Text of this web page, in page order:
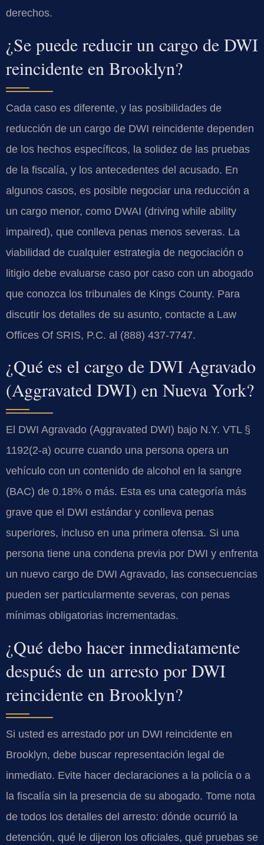
derechos.
¿Se puede reducir un cargo de DWI
reincidente en Brooklyn?
Cada caso es diferente, y las posibilidades de
reducción de un cargo de DWI reincidente dependen
de los hechos específicos, la solidez de las pruebas
de la fiscalía, y los antecedentes del acusado. En
algunos casos, es posible negociar una reducción a
un cargo menor, como DWAI (driving while ability
impaired), que conlleva penas menos severas. La
viabilidad de cualquier estrategia de negociación o
litigio debe evaluarse caso por caso con un abogado
que conozca los tribunales de Kings County. Para
discutir los detalles de su asunto, contacte a Law
Offices Of SRIS, P.C. al (888) 437-7747.
¿Qué es el cargo de DWI Agravado
(Aggravated DWI) en Nueva York?
El DWI Agravado (Aggravated DWI) bajo N.Y. VTL §
1192(2-a) ocurre cuando una persona opera un
vehículo con un contenido de alcohol en la sangre
(BAC) de 0.18% o más. Esta es una categoría más
grave que el DWI estándar y conlleva penas
superiores, incluso en una primera ofensa. Si una
persona tiene una condena previa por DWI y enfrenta
un nuevo cargo de DWI Agravado, las consecuencias
pueden ser particularmente severas, con penas
mínimas obligatorias incrementadas.
¿Qué debo hacer inmediatamente
después de un arresto por DWI
reincidente en Brooklyn?
Si usted es arrestado por un DWI reincidente en
Brooklyn, debe buscar representación legal de
inmediato. Evite hacer declaraciones a la policía o a
la fiscalía sin la presencia de su abogado. Tome nota
de todos los detalles del arresto: dónde ocurrió la
detención, qué le dijeron los oficiales, qué pruebas se